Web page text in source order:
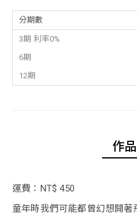
分期數
3期 利率0%
6期
12期
作
運費：NT$ 450
童年時我們可能都曾幻想開著